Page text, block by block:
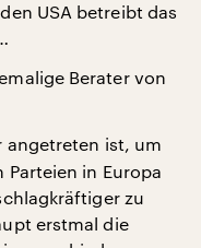
USA betreibt das
Berater von
angetreten ist, um
in Europa
zu
erstmal die